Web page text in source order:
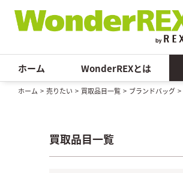
ホーム WonderREXとは
ホーム > 売りたい > 買取品目一覧 > ブランドバッグ >
買取品目一覧